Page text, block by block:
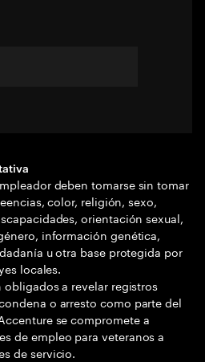
deben tomarse sin tomar
color, religión, sexo,
orientación sexual,
información genética,
u otra base protegida por
locales.
a revelar registros
o arresto como parte del
se compromete a
de empleo para veteranos a
de servicio.